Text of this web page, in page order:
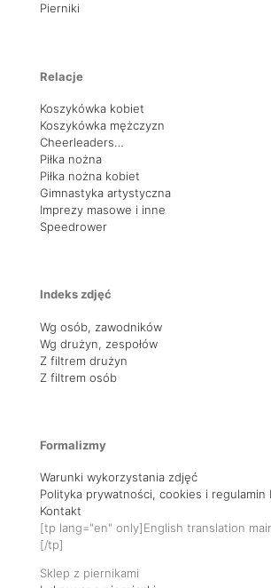
Pierniki
Relacje
Koszykówka kobiet
Koszykówka mężczyzn
Cheerleaders…
Piłka nożna
Piłka nożna kobiet
Gimnastyka artystyczna
Imprezy masowe i inne
Speedrower
Indeks zdjęć
Wg osób, zawodników
Wg drużyn, zespołów
Z filtrem drużyn
Z filtrem osób
Formalizmy
Warunki wykorzystania zdjęć
Polityka prywatności, cookies i regulamin
Kontakt
[tp lang="en" only]English translation
[/tp]
Sklep z piernikami